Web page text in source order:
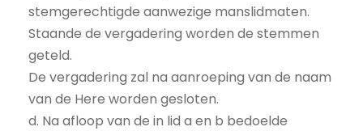
stemgerechtigde aanwezige manslidmaten.
Staande de vergadering worden de stemmen
geteld.
De vergadering zal na aanroeping van de naam
van de Here worden gesloten.
d. Na afloop van de in lid a en b bedoelde